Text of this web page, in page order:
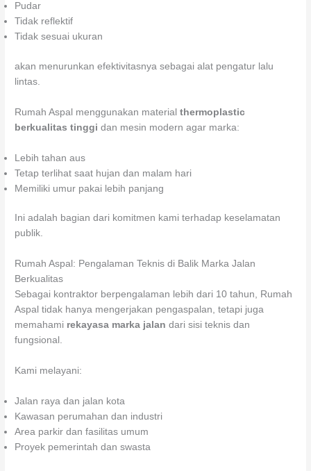
Pudar
Tidak reflektif
Tidak sesuai ukuran
akan menurunkan efektivitasnya sebagai alat pengatur lalu
lintas.
Rumah Aspal menggunakan materialthermoplastic
berkualitas tinggi dan mesin modern agar marka:
Lebih tahan aus
Tetap terlihat saat hujan dan malam hari
Memiliki umur pakai lebih panjang
Ini adalah bagian dari komitmen kami terhadap keselamatan
publik.
Rumah Aspal: Pengalaman Teknis di Balik Marka Jalan
Berkualitas
Sebagai kontraktor berpengalaman lebih dari 10 tahun, Rumah
Aspal tidak hanya mengerjakan pengaspalan, tetapi juga
memahami rekayasa marka jalan dari sisi teknis dan
fungsional.
Kami melayani:
Jalan raya dan jalan kota
Kawasan perumahan dan industri
Area parkir dan fasilitas umum
Proyek pemerintah dan swasta